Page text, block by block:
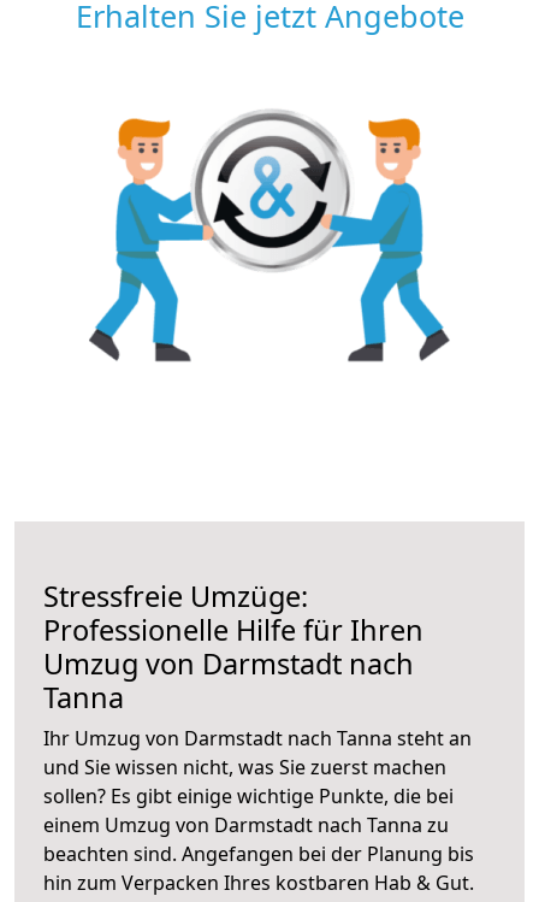
Erhalten Sie jetzt Angebote
Stressfreie Umzüge:
Professionelle Hilfe für Ihren
Umzug von Darmstadt nach
Tanna
Ihr Umzug von Darmstadt nach Tanna steht an
und Sie wissen nicht, was Sie zuerst machen
sollen? Es gibt einige wichtige Punkte, die bei
einem Umzug von Darmstadt nach Tanna zu
beachten sind. Angefangen bei der Planung bis
hin zum Verpacken Ihres kostbaren Hab & Gut.